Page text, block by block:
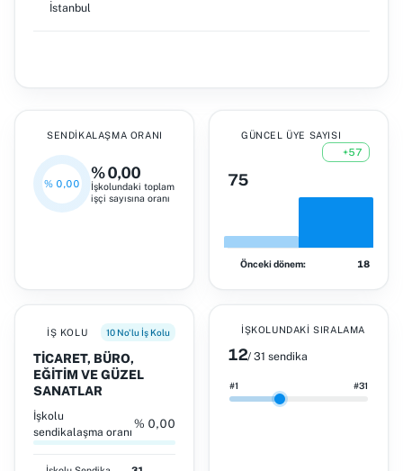
İstanbul
SENDIKALAŞMA ORANI
% 0,00
% 0,00
İşkolundaki toplam
işçi sayısına oranı
GÜNCEL ÜYE SAYISI
+57
75
Önceki dönem: 18
İŞ KOLU 10 No'lu İş Kolu
TİCARET, BÜRO,
EĞİTİM VE GÜZEL
SANATLAR
İşkolu
sendikalaşma oranı
% 0,00
İŞKOLUNDAKI SIRALAMA
12/ 31 sendika
#1 #31